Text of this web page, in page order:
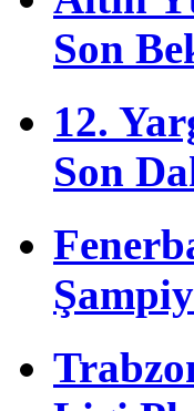
Son
12.
Son